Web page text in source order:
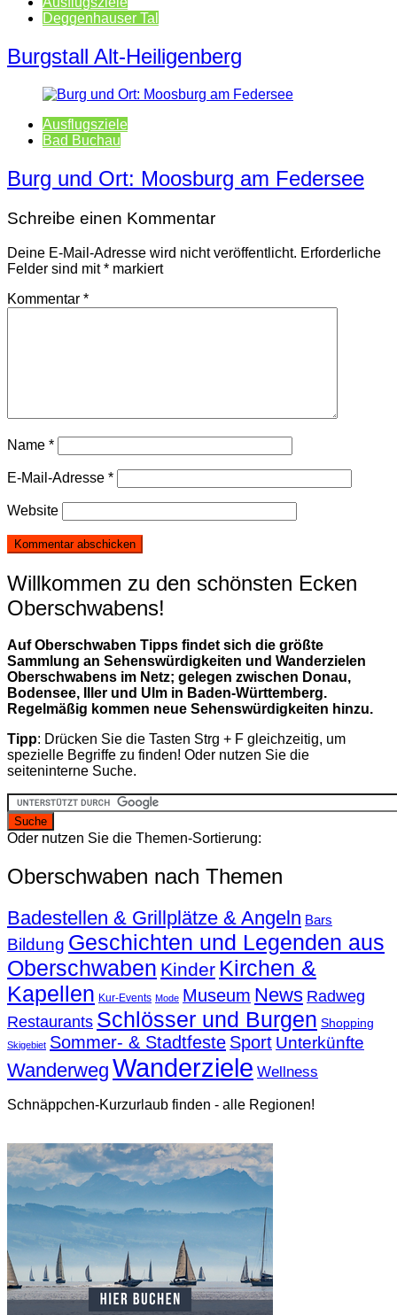
Deggenhauser Tal
Burgstall Alt-Heiligenberg
Ausflugsziele
Bad Buchau
Burg und Ort: Moosburg am Federsee
Schreibe einen Kommentar
Deine E-Mail-Adresse wird nicht veröffentlicht. Erforderliche
Felder sind mit* markiert
Kommentar *
Name *
E-Mail-Adresse *
Website
Willkommen zu den schönsten Ecken
Oberschwabens!
Auf Oberschwaben Tipps findet sich die größte
Sammlung an Sehenswürdigkeiten und Wanderzielen
Oberschwabens im Netz; gelegen zwischen Donau,
Bodensee, Iller und Ulm in Baden-Württemberg.
Regelmäßig kommen neue Sehenswürdigkeiten hinzu.
Tipp: Drücken Sie die Tasten Strg + F gleichzeitig, um
spezielle Begriffe zu finden! Oder nutzen Sie die
seiteninterne Suche.
Oder nutzen Sie die Themen-Sortierung:
Oberschwaben nach Themen
Badestellen & Grillplätze & Angeln Bars
Bildung Geschichten und Legenden aus
Oberschwaben Kinder Kirchen &
Kapellen Kur-Events Mode Museum News Radweg
Restaurants Schlösser und Burgen Shopping
Skigebiet Sommer- & Stadtfeste Sport Unterkünfte
Wanderweg Wanderziele Wellness
Schnäppchen-Kurzurlaub finden - alle Regionen!